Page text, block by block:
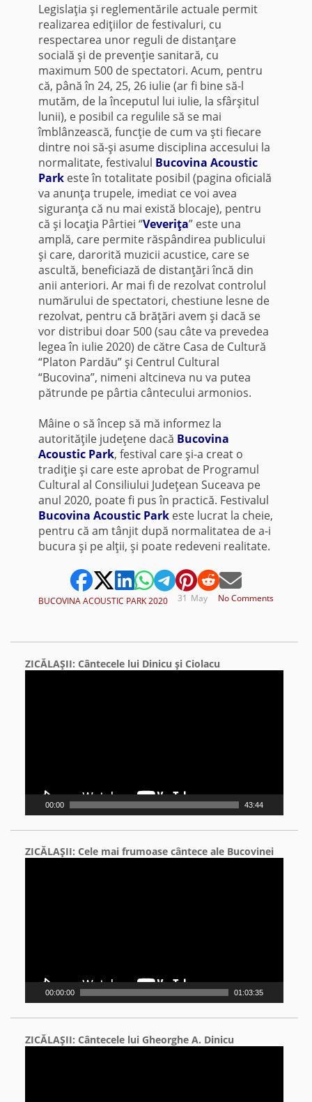
Legislaţia şi reglementările actuale permit
realizarea ediţiilor de festivaluri, cu
respectarea unor reguli de distanţare
socială şi de prevenţie sanitară, cu
maximum 500 de spectatori. Acum, pentru
că, până în 24, 25, 26 iulie (ar fi bine să-l
mutăm, de la începutul lui iulie, la sfârşitul
lunii), e posibil ca regulile să se mai
îmblânzească, funcţie de cum va şti fiecare
dintre noi să-şi asume disciplina accesului la
normalitate, festivalul Bucovina Acoustic
Parkeste în totalitate posibil (pagina oficială
va anunţa trupele, imediat ce voi avea
siguranţa că nu mai există blocaje), pentru
că şi locaţia Pârtiei “Veveriţa” este una
amplă, care permite răspândirea publicului
şi care, darorită muzicii acustice, care se
ascultă, beneficiază de distanţări încă din
anii anteriori. Ar mai fi de rezolvat controlul
numărului de spectatori, chestiune lesne de
rezolvat, pentru că brăţări avem şi dacă se
vor distribui doar 500 (sau câte va prevedea
legea în iulie 2020) de către Casa de Cultură
“Platon Pardău” şi Centrul Cultural
“Bucovina”, nimeni altcineva nu va putea
pătrunde pe pârtia cântecului armonios.
Mâine o să încep să mă informez la
autorităţile judeţene dacă Bucovina
Acoustic Park, festival care şi-a creat o
tradiţie şi care este aprobat de Programul
Cultural al Consiliului Judeţean Suceava pe
anul 2020, poate fi pus în practică. Festivalul
Bucovina Acoustic Parkeste lucrat la cheie,
pentru că am tânjit după normalitatea de a-i
bucura şi pe alţii, şi poate redeveni realitate.
BUCOVINA ACOUSTIC PARK 2020 No Comments
May
31
ZICĂLAŞII: Cântecele lui Dinicu şi Ciolacu
00:00 43:44
ZICĂLAŞII: Cele mai frumoase cântece ale Bucovinei
00:00:00 01:03:35
ZICĂLAŞII: Cântecele lui Gheorghe A. Dinicu